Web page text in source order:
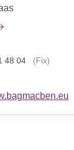
48 04 (Fix)